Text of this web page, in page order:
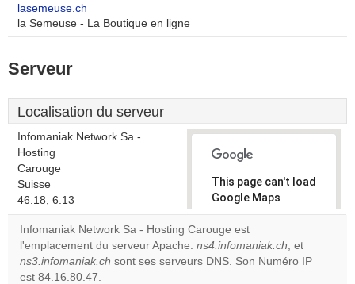
lasemeuse.ch
la Semeuse - La Boutique en ligne
Serveur
Localisation du serveur
Infomaniak Network Sa -
Hosting
Carouge
Suisse
46.18, 6.13
This page can't load
Google Maps
correctly.
Do you
own this
OK
Infomaniak Network Sa - Hosting Carouge est
l'emplacement du serveur Apache. ns4.infomaniak.ch, et
ns3.infomaniak.ch sont ses serveurs DNS. Son Numéro IP
est 84.16.80.47.